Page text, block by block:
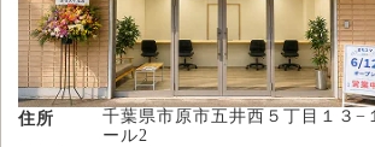
住所
千葉県市原市五井西５丁目１３−
ール2